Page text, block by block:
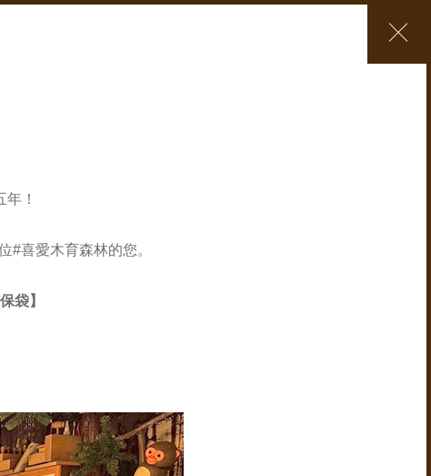
！
#喜愛木育森林的您。
袋】